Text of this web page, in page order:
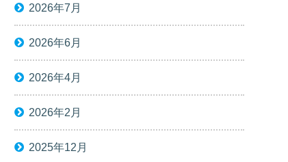
2026年7月
2026年6月
2026年4月
2026年2月
2025年12月